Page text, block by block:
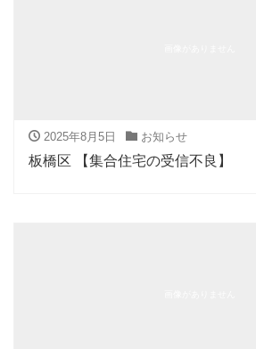
2025年8月5日 お知らせ
板橋区 【集合住宅の受信不良】